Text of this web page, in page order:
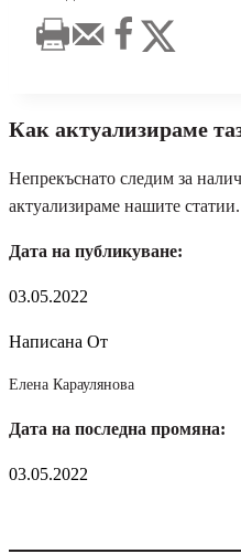
Как актуализираме
Непрекъснато следим за
актуализираме нашите статии.
Дата на публикуване:
03.05.2022
Написана От
Елена Караулянова
Дата на последна промяна:
03.05.2022